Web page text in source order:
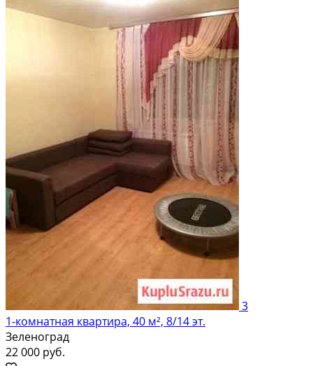
3
1-комнатная квартира, 40 м², 8/14 эт.
Зеленоград
22 000 руб.